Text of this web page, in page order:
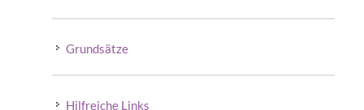
Grundsätze
Hilfreiche Links